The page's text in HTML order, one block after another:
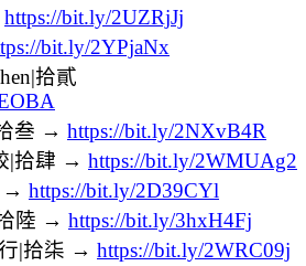
https://bit.ly/2UZRjJj
bit.ly/2YPjaNx
拾貳
叁 → https://bit.ly/2NXvB4R
|拾肆 → https://bit.ly/2WMUAg2
→ https://bit.ly/2D39CYl
陸 → https://bit.ly/3hxH4Fj
|拾柒 → https://bit.ly/2WRC09j